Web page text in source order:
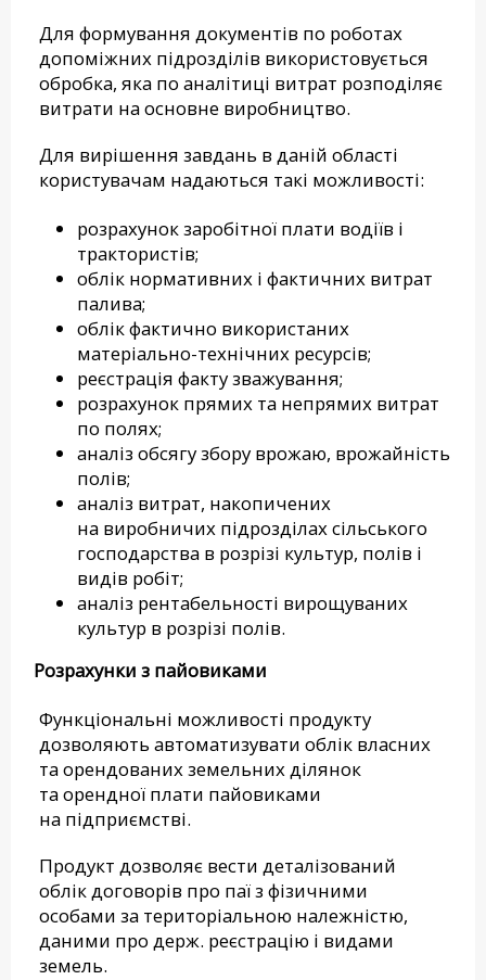
Для формування документів по роботах
допоміжних підрозділів використовується
обробка, яка по аналітиці витрат розподіляє
витрати на основне виробництво.
Для вирішення завдань в даній області
користувачам надаються такі можливості:
розрахунок заробітної плати водіїв і
трактористів;
облік нормативних і фактичних витрат
палива;
облік фактично використаних
матеріально-технічних ресурсів;
реєстрація факту зважування;
розрахунок прямих та непрямих витрат
по полях;
аналіз обсягу збору врожаю, врожайність
полів;
аналіз витрат, накопичених
на виробничих підрозділах сільського
господарства в розрізі культур, полів і
видів робіт;
аналіз рентабельності вирощуваних
культур в розрізі полів.
Розрахунки з пайовиками
Функціональні можливості продукту
дозволяють автоматизувати облік власних
та орендованих земельних ділянок
та орендної плати пайовиками
на підприємстві.
Продукт дозволяє вести деталізований
облік договорів про паї з фізичними
особами за територіальною належністю,
даними про держ. реєстрацію і видами
земель.